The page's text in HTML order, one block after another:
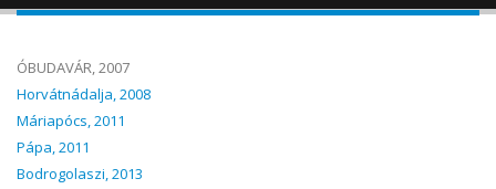
ÓBUDAVÁR, 2007
Horvátnádalja, 2008
Máriapócs, 2011
Pápa, 2011
Bodrogolaszi, 2013